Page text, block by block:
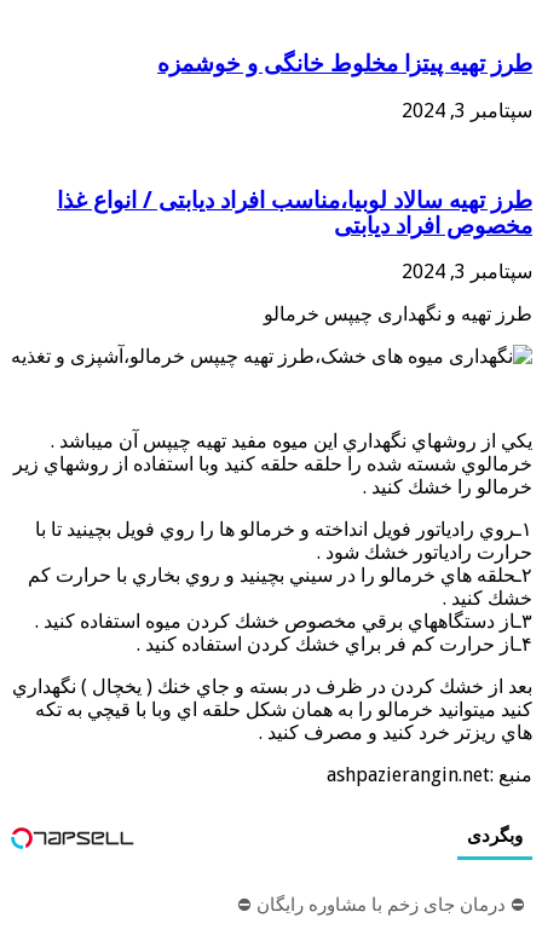
طرز تهیه پیتزا مخلوط خانگی و خوشمزه
سپتامبر 3, 2024
طرز تهیه سالاد لوبیا،مناسب افراد دیابتی / انواع غذا
مخصوص افراد دیابتی
سپتامبر 3, 2024
طرز تهیه و نگهداری چيپس خرمالو
يكي از روشهاي نگهداري اين ميوه مفيد تهيه چيپس آن ميباشد .
خرمالوي شسته شده را حلقه حلقه كنيد وبا استفاده از روشهاي زير
خرمالو را خشك كنيد .
۱ـروي رادياتور فويل انداخته و خرمالو ها را روي فويل بچينيد تا با
حرارت رادياتور خشك شود .
۲ـحلقه هاي خرمالو را در سيني بچينيد و روي بخاري با حرارت كم
خشك كنيد .
۳ـاز دستگاههاي برقي مخصوص خشك كردن ميوه استفاده كنيد .
۴ـاز حرارت كم فر براي خشك كردن استفاده كنيد .
بعد از خشك كردن در ظرف در بسته و جاي خنك ( يخچال ) نگهداري
كنيد ميتوانيد خرمالو را به همان شكل حلقه اي وبا با قيچي به تكه
هاي ريزتر خرد كنيد و مصرف كنيد .
منبع :ashpazierangin.net
وبگردی
⛔ درمان جای زخم با مشاوره رایگان ⛔